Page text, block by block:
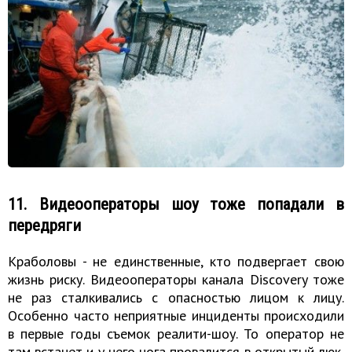
11. Видеооператоры шоу тоже попадали в
передряги
Краболовы - не единственные, кто подвергает свою
жизнь риску. Видеооператоры канала Discovery тоже
не раз сталкивались с опасностью лицом к лицу.
Особенно часто неприятные инциденты происходили
в первые годы съемок реалити-шоу. То оператор не